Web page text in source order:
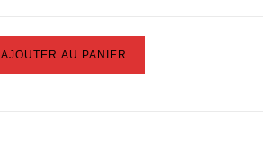
AJOUTER AU PANIER